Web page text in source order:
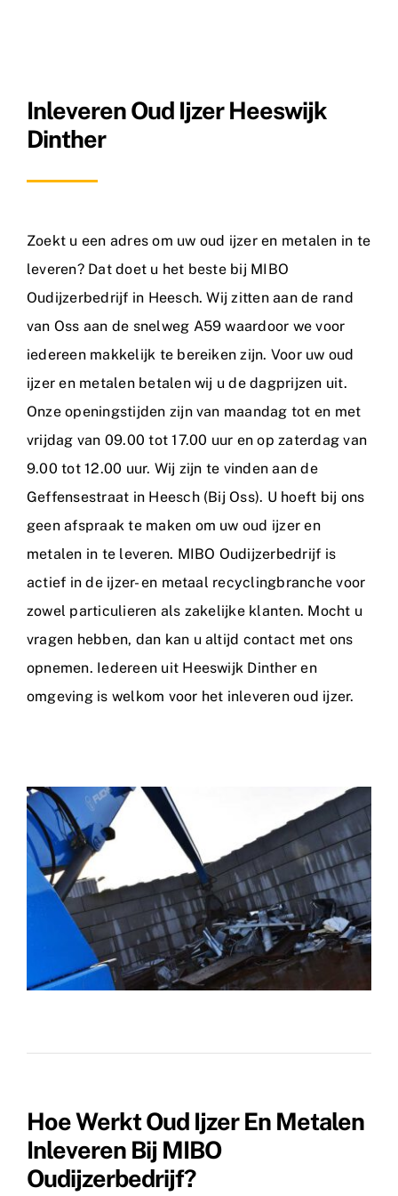
Inleveren Oud Ijzer Heeswijk
Dinther
Zoekt u een adres om uw oud ijzer en metalen in te
leveren? Dat doet u het beste bij MIBO
Oudijzerbedrijf in Heesch. Wij zitten aan de rand
van Oss aan de snelweg A59 waardoor we voor
iedereen makkelijk te bereiken zijn. Voor uw oud
ijzer en metalen betalen wij u de dagprijzen uit.
Onze openingstijden zijn van maandag tot en met
vrijdag van 09.00 tot 17.00 uur en op zaterdag van
9.00 tot 12.00 uur. Wij zijn te vinden aan de
Geffensestraat in Heesch (Bij Oss). U hoeft bij ons
geen afspraak te maken om uw oud ijzer en
metalen in te leveren. MIBO Oudijzerbedrijf is
actief in de ijzer- en metaal recyclingbranche voor
zowel particulieren als zakelijke klanten. Mocht u
vragen hebben, dan kan u altijd contact met ons
opnemen. Iedereen uit Heeswijk Dinther en
omgeving is welkom voor het inleveren oud ijzer.
Hoe Werkt Oud Ijzer En Metalen
Inleveren Bij MIBO
Oudijzerbedrijf?